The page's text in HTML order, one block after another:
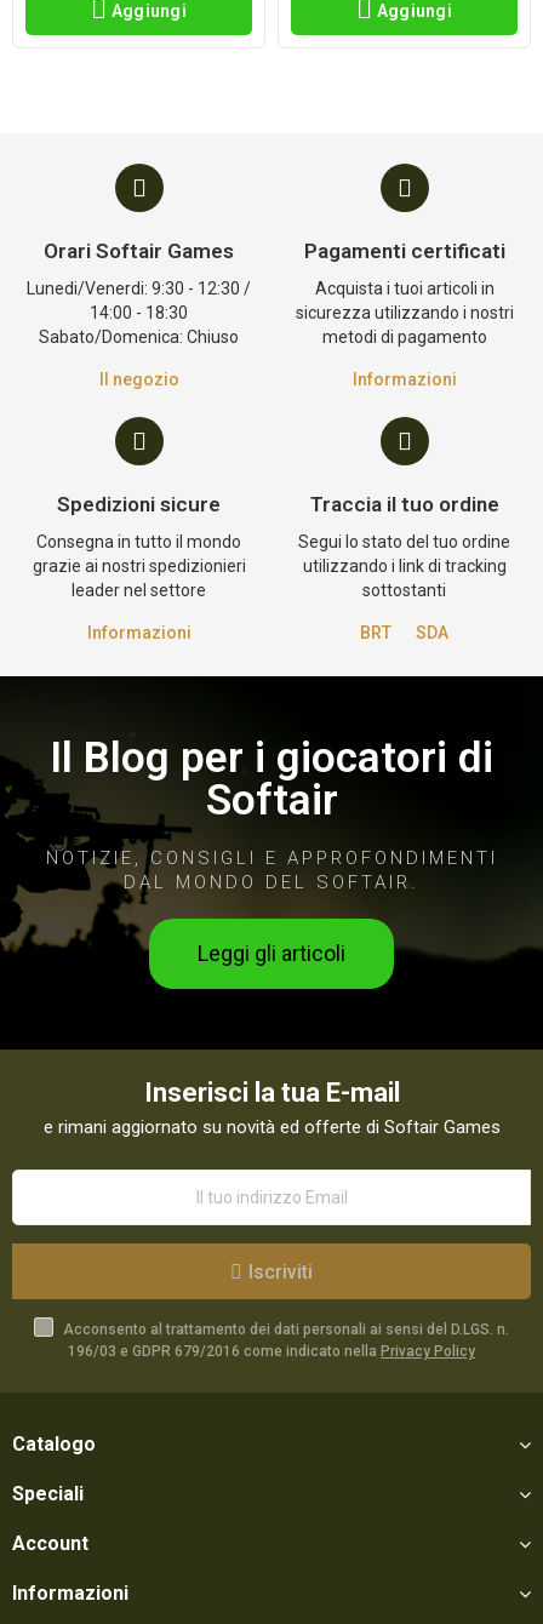
Aggiungi Aggiungi
Orari Softair Games
Lunedi/Venerdi: 9:30 - 12:30 /
14:00 - 18:30
Sabato/Domenica: Chiuso
Il negozio
Pagamenti certificati
Acquista i tuoi articoli in
sicurezza utilizzando i nostri
metodi di pagamento
Informazioni
Spedizioni sicure
Consegna in tutto il mondo
grazie ai nostri spedizionieri
leader nel settore
Informazioni
Traccia il tuo ordine
Segui lo stato del tuo ordine
utilizzando i link di tracking
sottostanti
BRT SDA
Il Blog per i giocatori di
Softair
NOTIZIE, CONSIGLI E APPROFONDIMENTI
DAL MONDO DEL SOFTAIR.
Leggi gli articoli
Inserisci la tua E-mail
e rimani aggiornato su novità ed offerte di Softair Games
Iscriviti
Acconsento al trattamento dei dati personali ai sensi del D.LGS. n.
196/03 e GDPR 679/2016 come indicato nella Privacy Policy
Catalogo
Speciali
Account
Informazioni